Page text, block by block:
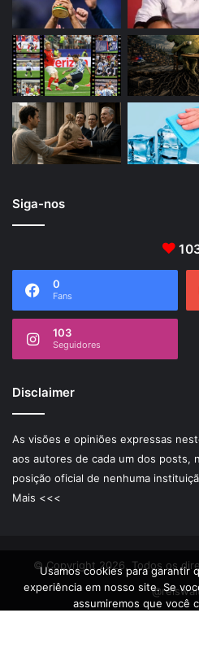
Siga-nos
0
Fans
103
Seguidores
Disclaimer
As visões e opiniões expressas
aos autores de cada um dos posts,
posição oficial de nenhuma
Mais <<<
© Copyright 2026, Todos os
Usamos cookies para garantir
experiência em nosso site. Se
assumiremos que você